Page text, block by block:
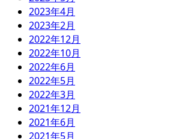
2023年4月
2023年2月
2022年12月
2022年10月
2022年6月
2022年5月
2022年3月
2021年12月
2021年6月
2021年5月